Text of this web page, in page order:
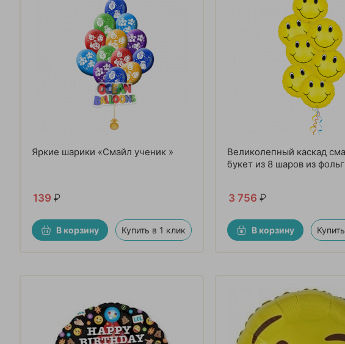
Яркие шарики «Смайл ученик »
139 ₽
В корзину Купить в 1 клик
Великолепный каскад
букет из 8 шаров из
3 756 ₽
В корзину